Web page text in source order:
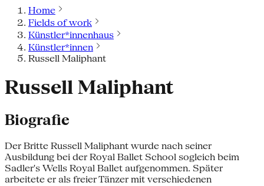
Home
Fields of work
Künstler*innenhaus
Künstler*innen
Russell Maliphant
Russell Maliphant
Biografie
Der Britte Russell Maliphant wurde nach seiner
Ausbildung bei der Royal Ballet School sogleich beim
Sadler's Wells Royal Ballet aufgenommen. Später
arbeitete er als freier Tänzer mit verschiedenen